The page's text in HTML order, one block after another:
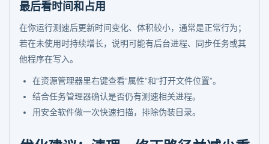
最后看时间和占用
在你运行测速后更新时间变化、体积较小，通常是正常行为；
若在未使用时持续增长，说明可能有后台进程、同步任务或其
他程序在写入。
在资源管理器里右键查看“属性”和“打开文件位置”。
结合任务管理器确认是否仍有测速相关进程。
用安全软件做一次快速扫描，排除伪装目录。